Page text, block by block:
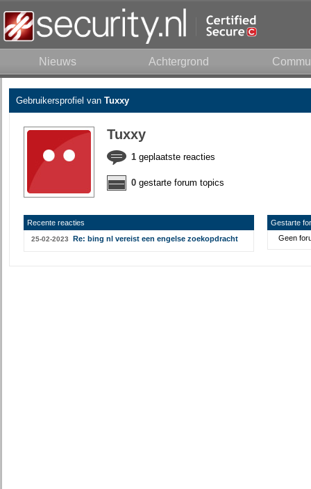
Nieuws Achtergrond
Gebruikersprofiel van Tuxxy
Tuxxy
1geplaatste reacties
0gestarte forum topics
Recente reacties
25-02-2023 Re: bing nl vereist een engelse zoekopdracht
Gestarte
Geen